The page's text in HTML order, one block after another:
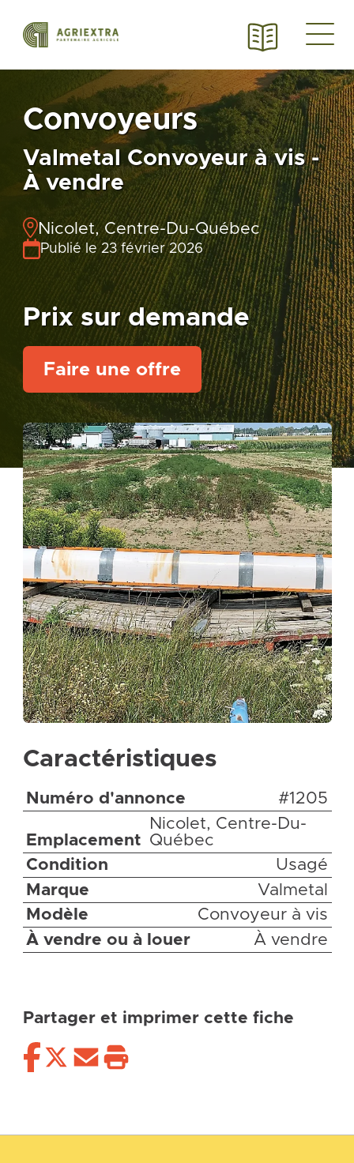
Convoyeurs
Valmetal Convoyeur à vis -
À vendre
Nicolet, Centre-Du-Québec
Publié le 23 février 2026
Prix sur demande
Faire une offre
Caractéristiques
Numéro d'annonce #1205
Emplacement
Nicolet, Centre-Du-
Québec
Condition
Usagé
Marque
Valmetal
Modèle
Convoyeur à vis
À vendre ou à louer
À vendre
Partager et imprimer cette fiche